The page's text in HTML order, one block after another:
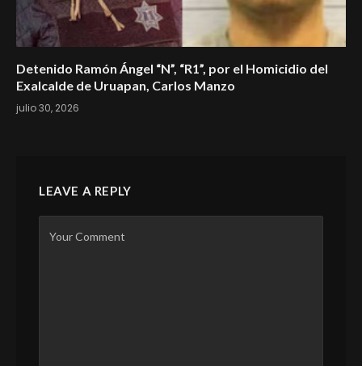
Detenido Ramón Ángel “N”, “R1”, por el Homicidio del
Exalcalde de Uruapan, Carlos Manzo
julio 30, 2026
LEAVE A REPLY